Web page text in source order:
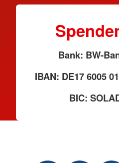
Bank: BW-
IBAN: DE17 6005
BIC: